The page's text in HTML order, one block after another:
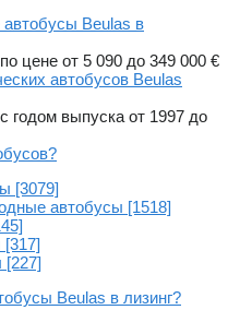
автобусы Beulas в
цене от 5 090 до 349 000 €
автобусов Beulas
годом выпуска от 1997 до
[3079]
автобусы [1518]
[227]
Beulas в лизинг?